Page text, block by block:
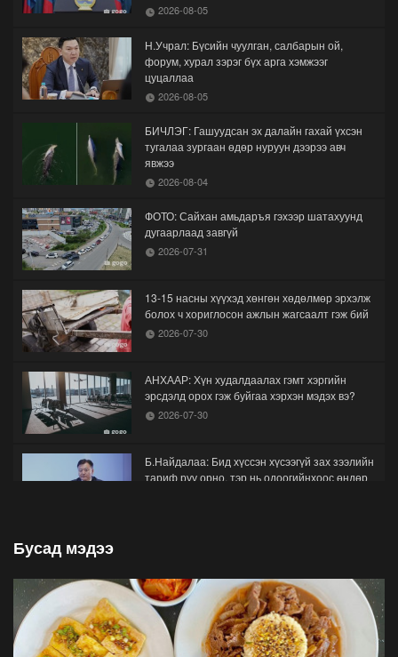
2026-08-05
Н.Учрал: Бүсийн чуулган, салбарын ой,
форум, хурал зэрэг бүх арга хэмжээг
цуцаллаа
2026-08-05
БИЧЛЭГ: Гашуудсан эх далайн гахай үхсэн
тугалаа зургаан өдөр нуруун дээрээ авч
явжээ
2026-08-04
ФОТО: Сайхан амьдаръя гэхээр шатахуунд
дугаарлаад завгүй
2026-07-31
13-15 насны хүүхэд хөнгөн хөдөлмөр эрхэлж
болох ч хориглосон ажлын жагсаалт гэж бий
2026-07-30
АНХААР: Хүн худалдаалах гэмт хэргийн
эрсдэлд орох гэж буйгаа хэрхэн мэдэх вэ?
2026-07-30
Б.Найдалаа: Бид хүссэн хүсээгүй зах зээлийн
тариф руу орно, тэр нь одоогийнхоос өндөр
2026-07-22
С.Амарсайхан: Фэйсбүүкээр ангийн групп чат
нээдэг, үүгээр даалгавраа өгдгийг зогсоож,
Бусад мэдээ